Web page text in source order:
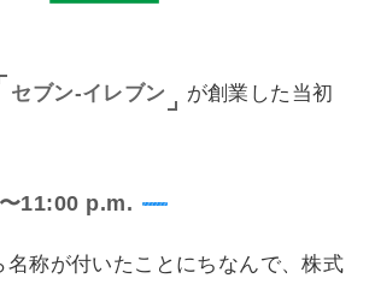
セブン‐イレブン が創業した当初
11:00 p.m.
名称が付いたことにちなんで、株式